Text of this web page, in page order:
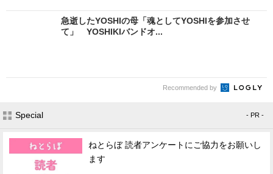
急逝したYOSHIの母「魂としてYOSHIを参加させ
て」 YOSHIKIバンドオ...
Recommended by
Special - PR -
ねとらぼ 読者アンケートにご協力をお願いし
ます